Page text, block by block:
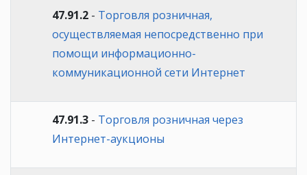
47.91.2 - Торговля розничная,
осуществляемая непосредственно при
помощи информационно-
коммуникационной сети Интернет
47.91.3 - Торговля розничная через
Интернет-аукционы